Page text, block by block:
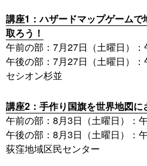
講座1：ハザードマップゲーム
取ろう！
午前の部：7月27日（土曜日）
午後の部：7月27日（土曜日）
セシオン杉並
講座2：手作り国旗を世界地図に
午前の部：8月3日（土曜日）：
午後の部：8月3日（土曜日）：
荻窪地域区民センター